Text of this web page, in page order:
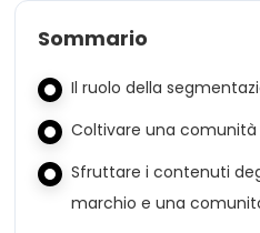
Sommario
Il ruolo della
Coltivare una
Sfruttare i contenuti
marchio e una